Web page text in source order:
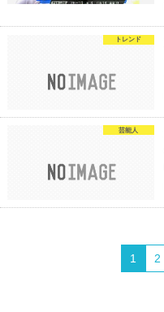
トレンド
芸能人
1 2